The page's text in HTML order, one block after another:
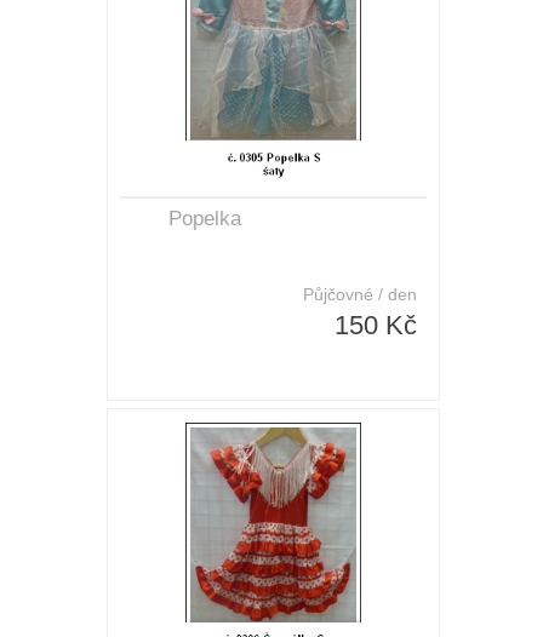
Popelka
Půjčovné / den
150 Kč